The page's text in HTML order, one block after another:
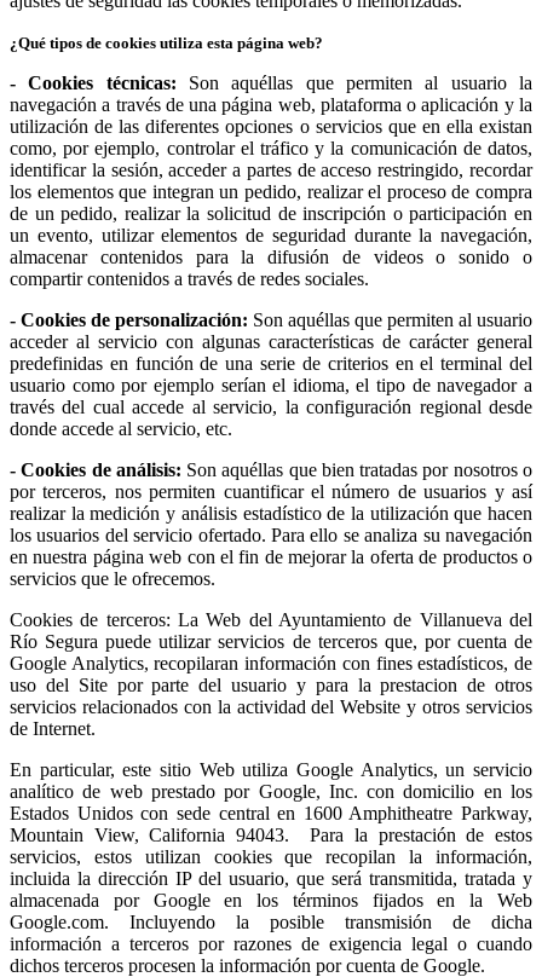
¿Qué tipos de cookies utiliza esta página web?
- Cookies técnicas: Son aquéllas que permiten al usuario la
navegación a través de una página web, plataforma o aplicación y la
utilización de las diferentes opciones o servicios que en ella existan
como, por ejemplo, controlar el tráfico y la comunicación de datos,
identificar la sesión, acceder a partes de acceso restringido, recordar
los elementos que integran un pedido, realizar el proceso de compra
de un pedido, realizar la solicitud de inscripción o participación en
un evento, utilizar elementos de seguridad durante la navegación,
almacenar contenidos para la difusión de videos o sonido o
compartir contenidos a través de redes sociales.
- Cookies de personalización: Son aquéllas que permiten al usuario
acceder al servicio con algunas características de carácter general
predefinidas en función de una serie de criterios en el terminal del
usuario como por ejemplo serían el idioma, el tipo de navegador a
través del cual accede al servicio, la configuración regional desde
donde accede al servicio, etc.
- Cookies de análisis: Son aquéllas que bien tratadas por nosotros o
por terceros, nos permiten cuantificar el número de usuarios y así
realizar la medición y análisis estadístico de la utilización que hacen
los usuarios del servicio ofertado. Para ello se analiza su navegación
en nuestra página web con el fin de mejorar la oferta de productos o
servicios que le ofrecemos.
Cookies de terceros: La Web del Ayuntamiento de Villanueva del
Río Segura puede utilizar servicios de terceros que, por cuenta de
Google Analytics, recopilaran información con fines estadísticos, de
uso del Site por parte del usuario y para la prestacion de otros
servicios relacionados con la actividad del Website y otros servicios
de Internet.
En particular, este sitio Web utiliza Google Analytics, un servicio
analítico de web prestado por Google, Inc. con domicilio en los
Estados Unidos con sede central en 1600 Amphitheatre Parkway,
Mountain View, California 94043. Para la prestación de estos
servicios, estos utilizan cookies que recopilan la información,
incluida la dirección IP del usuario, que será transmitida, tratada y
almacenada por Google en los términos fijados en la Web
Google.com. Incluyendo la posible transmisión de dicha
información a terceros por razones de exigencia legal o cuando
dichos terceros procesen la información por cuenta de Google.